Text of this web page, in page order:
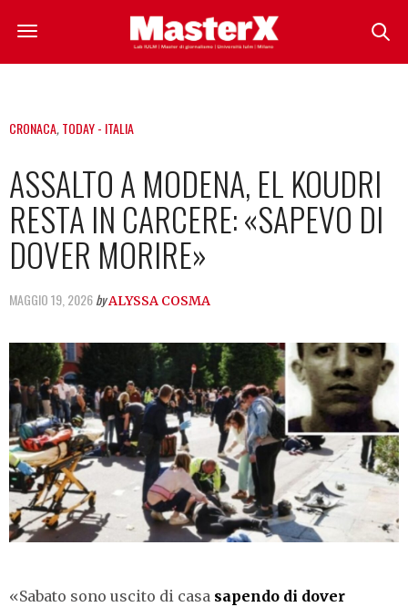
CRONACA,TODAY - ITALIA
ASSALTO A MODENA, EL KOUDRI
RESTA IN CARCERE: «SAPEVO DI
DOVER MORIRE»
MAGGIO 19, 2026byALYSSA COSMA
«Sabato sono uscito di casa sapendo di dover